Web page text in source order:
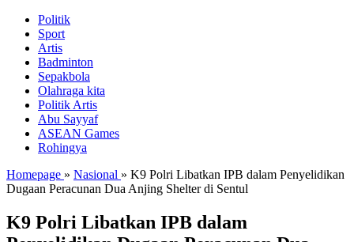
Politik
Sport
Artis
Badminton
Sepakbola
Olahraga kita
Politik Artis
Abu Sayyaf
ASEAN Games
Rohingya
Homepage » Nasional » K9 Polri Libatkan IPB dalam Penyelidikan
Dugaan Peracunan Dua Anjing Shelter di Sentul
K9 Polri Libatkan IPB dalam